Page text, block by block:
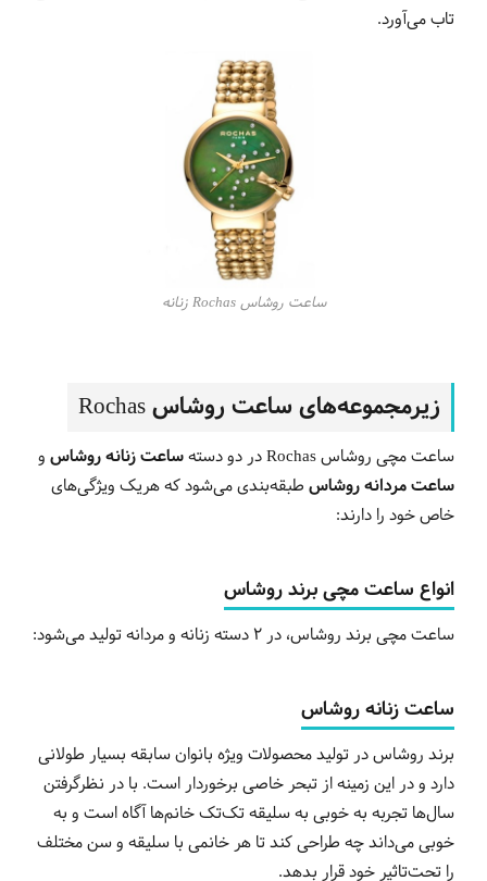
تاب می‌آورد.
ساعت روشاس Rochas زنانه
زیرمجموعه‌های ساعت روشاس Rochas
ساعت مچی روشاس Rochas در دو دسته ساعت زنانه روشاس و
ساعت مردانه روشاس طبقه‌بندی می‌شود که هریک ویژگی‌های
خاص خود را دارند:
انواع ساعت مچی برند روشاس
ساعت مچی برند روشاس، در 2 دسته زنانه و مردانه تولید می‌شود:
ساعت زنانه روشاس
برند روشاس در تولید محصولات ویژه بانوان سابقه بسیار طولانی
دارد و در این زمینه از تبحر خاصی برخوردار است. با در نظرگرفتن
سال‌ها تجربه به خوبی به سلیقه تک‌تک خانم‌ها آگاه است و به
خوبی می‌داند چه طراحی کند تا هر خانمی با سلیقه و سن مختلف
را تحت‌تاثیر خود قرار بدهد.